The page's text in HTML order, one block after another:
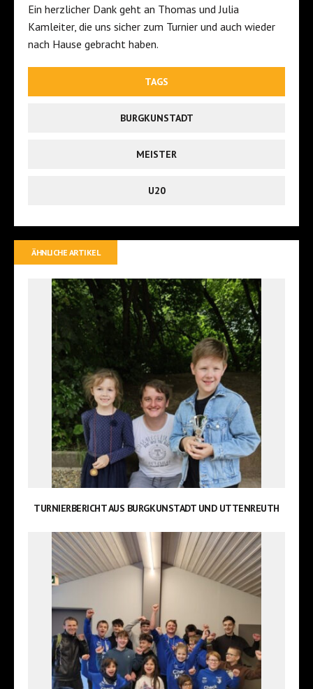
Ein herzlicher Dank geht an Thomas und Julia
Kamleiter, die uns sicher zum Turnier und auch wieder
nach Hause gebracht haben.
TAGS
BURGKUNSTADT
MEISTER
U20
ÄHNLICHE ARTIKEL
TURNIERBERICHT AUS BURGKUNSTADT UND UTTENREUTH